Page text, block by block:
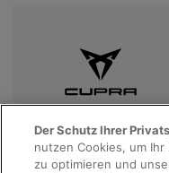
Angebote
Der Schutz Ihrer
nutzen Cookies, um
zu optimieren und